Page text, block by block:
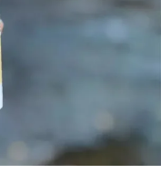
dos 95%
em 2025